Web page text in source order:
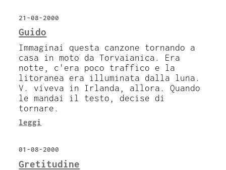
21-08-2000
Guido
Immaginai questa canzone tornando a
casa in moto da Torvaianica. Era
notte, c'era poco traffico e la
litoranea era illuminata dalla luna.
V. viveva in Irlanda, allora. Quando
le mandai il testo, decise di
tornare.
leggi
01-08-2000
Gretitudine